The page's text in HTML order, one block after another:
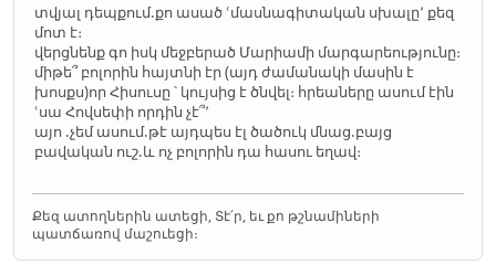
տվյալ դեպքում.քո ասած ՙմասնագիտական սխալը՚ քեզ
մոտ է։
վերցնենք գո իսկ մեջբերած Մարիամի մարգարեությունը։
միթե՞ բոլորին հայտնի էր (այդ ժամանակի մասին է
խոսքս)որ Հիսուսը ՝ կույսից է ծնվել։ հրեաները ասում էին
ՙսա Հովսեփի որդին չէ՞՚
այո .չեմ ասում.թէ այդպես էլ ծածուկ մնաց.բայց
բավական ուշ.և ոչ բոլորին դա հասու եղավ։
Քեզ ատողներին ատեցի, Տէ՛ր, եւ քո թշնամիների
պատճառով մաշուեցի։